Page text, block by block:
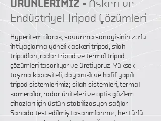
ÜRÜNLERİMİZ - Askeri ve
Endüstriyel Tripod Çözümleri
Hyperitem olarak, savunma sanayisinin zorlu
ihtiyaçlarına yönelik askeri tripod, silah
tripodları, radar tripod ve termal tripod
çözümleri tasarlıyor ve üretiyoruz. Yüksek
taşıma kapasiteli, dayanıklı ve hafif yapılı
tripod sistemlerimiz; silah sistemleri, termal
kameralar, radar üniteleri ve optik gözlem
cihazları için üstün stabilizasyon sağlar.
Sahada test edilmiş tasarımlarımız, her türlü